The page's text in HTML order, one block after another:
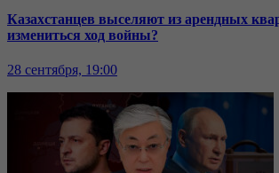
Казахстанцев выселяют из арендных
измениться ход войны?
28 сентября, 19:00